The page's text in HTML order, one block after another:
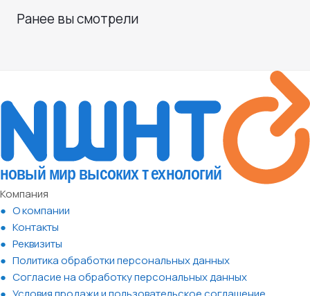
Ранее вы смотрели
Компания
О компании
Контакты
Реквизиты
Политика обработки персональных данных
Согласие на обработку персональных данных